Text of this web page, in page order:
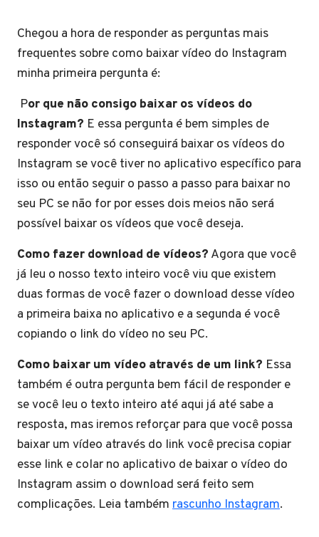
Chegou a hora de responder as perguntas mais
frequentes sobre como baixar vídeo do Instagram
minha primeira pergunta é:
Por que não consigo baixar os vídeos do
Instagram? E essa pergunta é bem simples de
responder você só conseguirá baixar os vídeos do
Instagram se você tiver no aplicativo específico para
isso ou então seguir o passo a passo para baixar no
seu PC se não for por esses dois meios não será
possível baixar os vídeos que você deseja.
Como fazer download de vídeos? Agora que você
já leu o nosso texto inteiro você viu que existem
duas formas de você fazer o download desse vídeo
a primeira baixa no aplicativo e a segunda é você
copiando o link do vídeo no seu PC.
Como baixar um vídeo através de um link? Essa
também é outra pergunta bem fácil de responder e
se você leu o texto inteiro até aqui já até sabe a
resposta, mas iremos reforçar para que você possa
baixar um vídeo através do link você precisa copiar
esse link e colar no aplicativo de baixar o vídeo do
Instagram assim o download será feito sem
complicações. Leia também rascunho Instagram.